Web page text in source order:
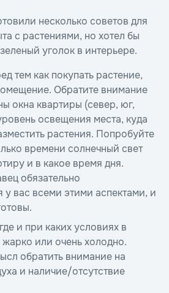
несколько советов для
с растениями, но хотел бы
уголок в интерьере.
тем как покупать растение,
Обратите внимание
окна квартиры (север, юг,
освещения места, куда
растения. Попробуйте
времени солнечный свет
и в какое время дня.
обязательно
у вас всеми этими аспектами, и
и при каких условиях в
жарко или очень холодно.
обратить внимание на
и наличие/отсутствие